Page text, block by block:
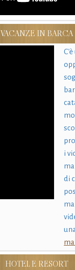
VACANZE IN BARCA
i
di
HOTEL E RESORT